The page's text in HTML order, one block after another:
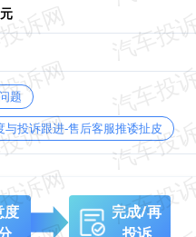
题
与投诉跟进-售后客服推诿扯皮
度
完成/再